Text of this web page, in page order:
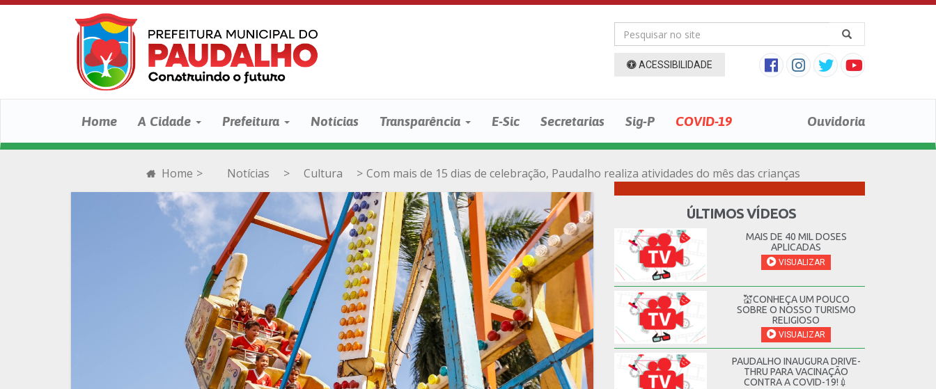
ACESSIBILIDADE
Home A Cidade Prefeitura Notícias Transparência E-Sic Secretarias Sig-P COVID-19 Ouvidoria
Home > Notícias > Cultura > Com mais de 15 dias de celebração, Paudalho realiza atividades do mês das crianças
ÚLTIMOS VÍDEOS
MAIS DE 40 MIL DOSES
APLICADAS
VISUALIZAR
💒CONHEÇA UM POUCO
SOBRE O NOSSO TURISMO
RELIGIOSO
VISUALIZAR
PAUDALHO INAUGURA DRIVE-
THRU PARA VACINAÇÃO
CONTRA A COVID-19!💉